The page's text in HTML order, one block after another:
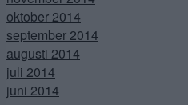
oktober 2014
september 2014
augusti 2014
juli 2014
juni 2014